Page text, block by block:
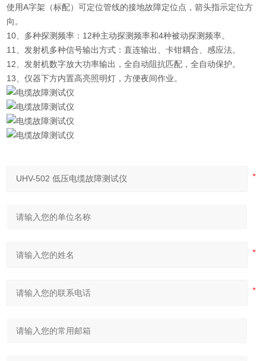
使用A字架（标配）可定位管线的接地故障定位点，箭头指示定位方
向。
10、多种探测频率：12种主动探测频率和4种被动探测频率。
11、发射机多种信号输出方式：直连输出、卡钳耦合、感应法。
12、发射机数字放大功率输出，全自动阻抗匹配，全自动保护。
13、仪器下方内置高亮照明灯，方便夜间作业。